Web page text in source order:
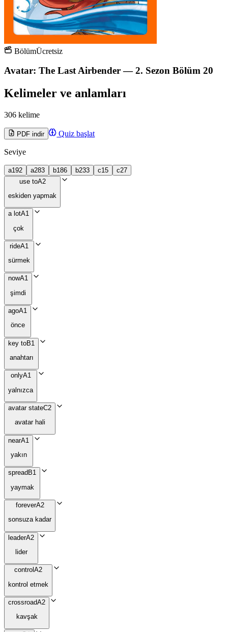
BölümÜcretsiz
Avatar: The Last Airbender — 2. Sezon Bölüm 20
Kelimeler ve anlamları
306 kelime
PDF indir Quiz başlat
Seviye
a192 a283 b186 b233 c15 c27
use toA2
eskiden yapmak
a lotA1
çok
rideA1
sürmek
nowA1
şimdi
agoA1
önce
key toB1
anahtarı
onlyA1
yalnızca
avatar stateC2
avatar hali
nearA1
yakın
spread B1
yaymak
foreverA2
sonsuza kadar
leaderA2
lider
control A2
kontrol etmek
crossroadA2
kavşak